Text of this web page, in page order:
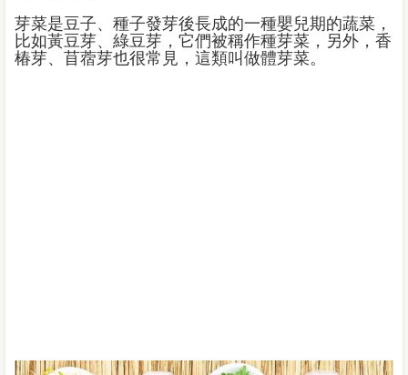
芽菜是豆子、種子發芽後長成的一種嬰兒期的蔬菜，
比如黃豆芽、綠豆芽，它們被稱作種芽菜，另外，香
椿芽、苜蓿芽也很常見，這類叫做體芽菜。